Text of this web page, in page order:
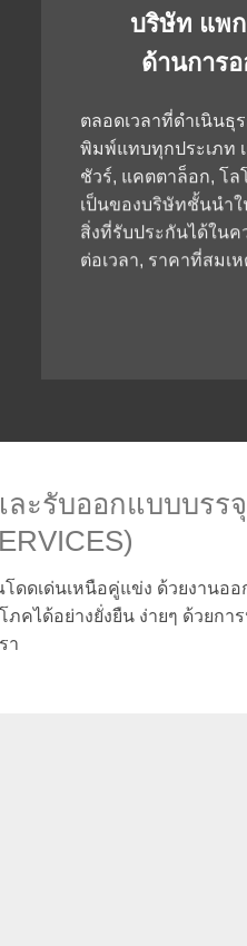
บริษัท แพ
ด้านการ
ตลอดเวลาที่ดำเนิน
พิมพ์แทบทุกประเภท
ชัวร์, แคตตาล็อก, โล
เป็นของบริษัทชั้นนำ
สิ่งที่รับประกันได้ใน
ต่อเวลา, ราคาที่สมเ
ละรับออกแบบบรร
ดเด่นเหนือคู่แข่ง ด้วยงานอ
ได้อย่างยั่งยืน ง่ายๆ ด้วยกา
า